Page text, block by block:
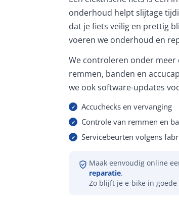
onderhoud helpt slijtage
dat je fiets veilig en prettig
voeren we onderhoud en
We controleren onder
remmen, banden en
we ook software-updates
Accuchecks en vervanging
Controle van remmen en
Servicebeurten volgens
Maak eenvoudig online
reparatie.
Zo blijft je e-bike in